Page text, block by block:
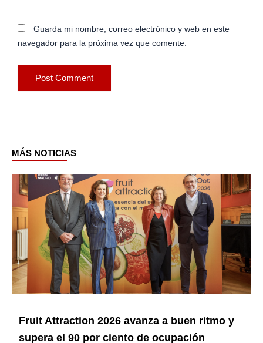
Guarda mi nombre, correo electrónico y web en este
navegador para la próxima vez que comente.
MÁS NOTICIAS
Fruit Attraction 2026 avanza a buen ritmo y
supera el 90 por ciento de ocupación
PagePagePagePage Page